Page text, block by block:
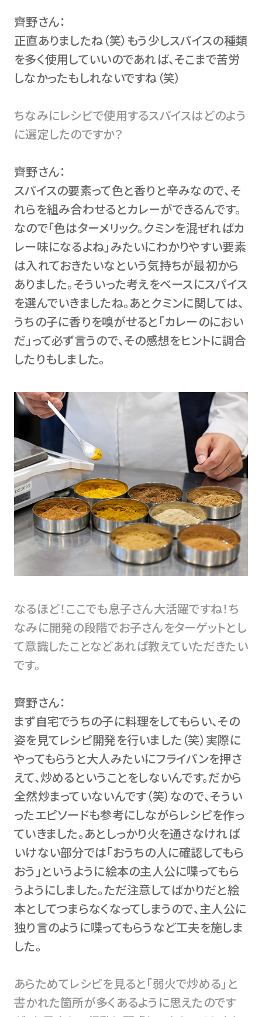
齊野さん：
正直ありましたね（笑）もう少しスパイスの種類
を多く使用していいのであれば、そこまで苦労
しなかったもしれないですね（笑）
ちなみにレシピで使用するスパイスはどのよう
に選定したのですか？
齊野さん：
スパイスの要素って色と香りと辛みなので、そ
れらを組み合わせるとカレーができるんです。
なので「色はターメリック。クミンを混ぜればカ
レー味になるよね」みたいにわかりやすい要素
は入れておきたいなという気持ちが最初から
ありました。そういった考えをベースにスパイス
を選んでいきましたね。あとクミンに関しては、
うちの子に香りを嗅がせると「カレーのにおい
だ」って必ず言うので、その感想をヒントに調合
したりもしました。
なるほど！ここでも息子さん大活躍ですね！ち
なみに開発の段階でお子さんをターゲットとし
て意識したことなどあれば教えていただきたい
です。
齊野さん：
まず自宅でうちの子に料理をしてもらい、その
姿を見てレシピ開発を行いました（笑）実際に
やってもらうと大人みたいにフライパンを押さ
えて、炒めるということをしないんです。だから
全然炒まっていないんです（笑）なので、そうい
ったエピソードも参考にしながらレシピを作っ
ていきました。あとしっかり火を通さなければ
いけない部分では「おうちの人に確認してもら
おう」というように絵本の主人公に喋ってもら
うようにしました。ただ注意してばかりだと絵
本としてつまらなくなってしまうので、主人公に
独り言のように喋ってもらうなど工夫を施しま
した。
あらためてレシピを見ると「弱火で炒める」と
書かれた箇所が多くあるように思えたのです